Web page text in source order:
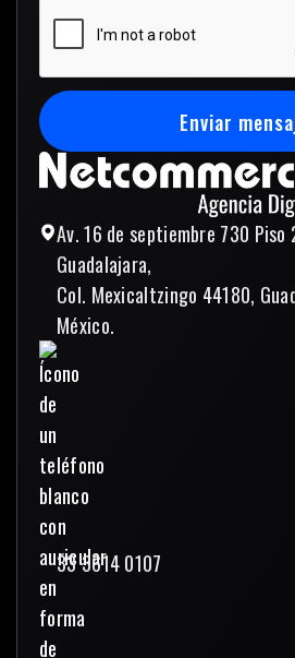
Av. 16 de septiembre 730 Piso
Guadalajara,
Col. Mexicaltzingo 44180,
México.
33 3614 0107
Enviar
Enviar